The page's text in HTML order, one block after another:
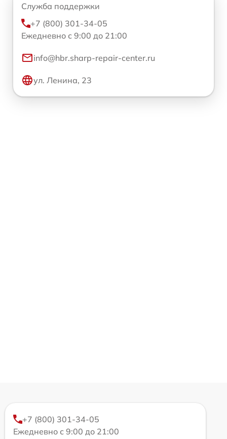
Служба поддержки
+7 (800) 301-34-05
Ежедневно с 9:00 до 21:00
info@hbr.sharp-repair-center.ru
ул. Ленина, 23
+7 (800) 301-34-05
Ежедневно с 9:00 до 21:00